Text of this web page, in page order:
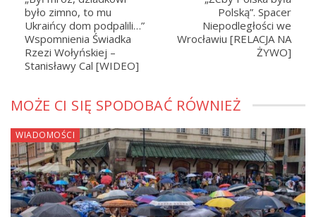
było zimno, to mu
Ukraińcy dom podpalili…”
Wspomnienia Świadka
Rzezi Wołyńskiej –
Stanisławy Cal [WIDEO]
Polską”. Spacer
Niepodległości we
Wrocławiu [RELACJA NA
ŻYWO]
MOŻE CI SIĘ SPODOBAĆ RÓWNIEŻ
WIADOMOŚCI